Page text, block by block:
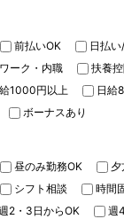
前払いOK
日払
ーク・内職 扶養
1000円以上
日給
ボーナスあり
昼のみ勤務OK
シフト相談
時間
2・3日からOK
週